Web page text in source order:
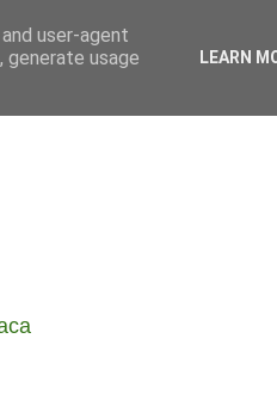
user-agent
usage
LEARN